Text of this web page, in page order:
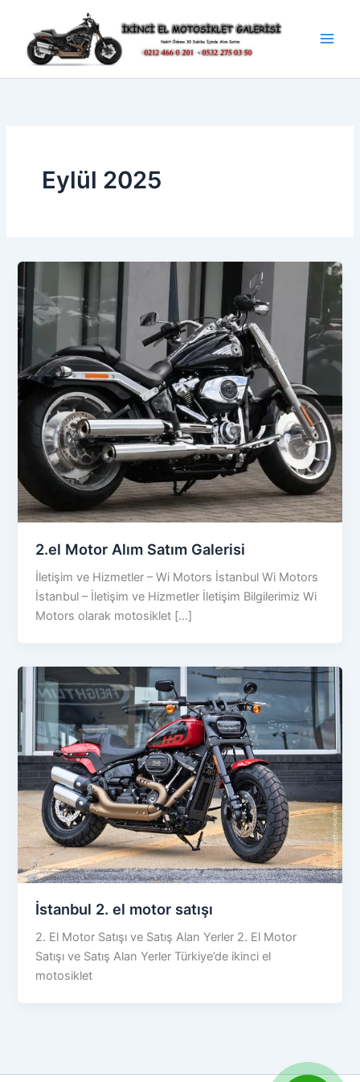
Eylül 2025
2.el Motor Alım Satım Galerisi
İletişim ve Hizmetler – Wi Motors İstanbul Wi Motors
İstanbul – İletişim ve Hizmetler İletişim Bilgilerimiz Wi
Motors olarak motosiklet […]
İstanbul 2. el motor satışı
2. El Motor Satışı ve Satış Alan Yerler 2. El Motor
Satışı ve Satış Alan Yerler Türkiye’de ikinci el
motosiklet